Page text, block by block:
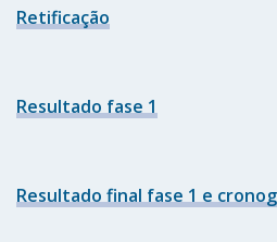
Retificação
Resultado fase 1
Resultado final fase 1 e